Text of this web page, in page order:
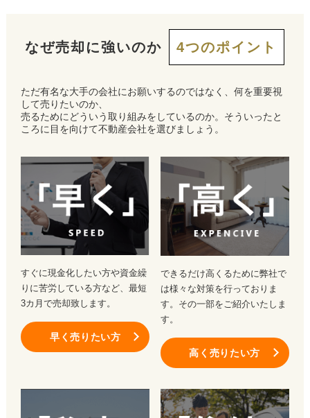
なぜ売却に強いのか 4つのポイント
ただ有名な大手の会社にお願いするのではなく、何を重要視
して売りたいのか、
売るためにどういう取り組みをしているのか。そういったと
ころに目を向けて不動産会社を選びましょう。
すぐに現金化したい方や資金繰
りに苦労している方など、最短
3カ月で売却致します。
早く売りたい方
できるだけ高くるために弊社で
は様々な対策を行っておりま
す。その一部をご紹介いたしま
す。
高く売りたい方